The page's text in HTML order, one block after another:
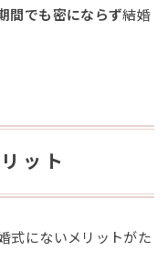
間でも密にならず結婚
ット
式にないメリットがた